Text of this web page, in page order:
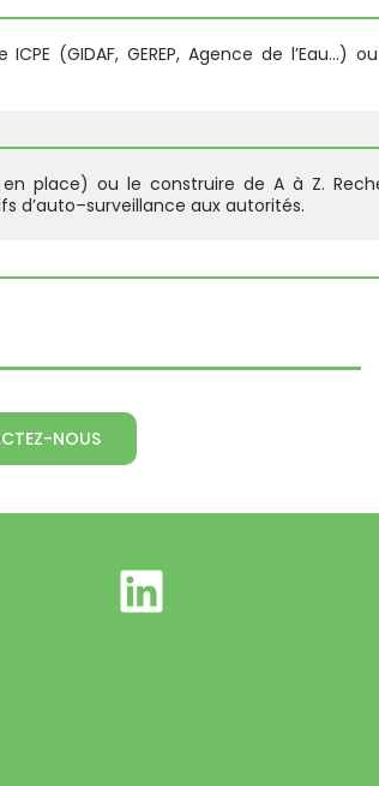
(GIDAF, GEREP, Agence de l’Eau…)
place) ou le construire de A à Z.
d’auto–surveillance aux autorités.
NOUS